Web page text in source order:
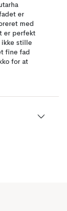
er
med
er perfekt
ikke stille
fine fad
for at